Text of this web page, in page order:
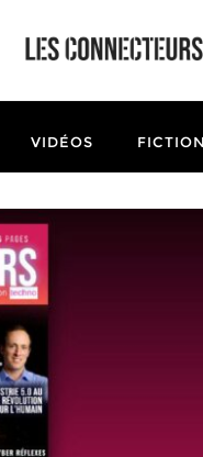
VIDÉOS FICTION